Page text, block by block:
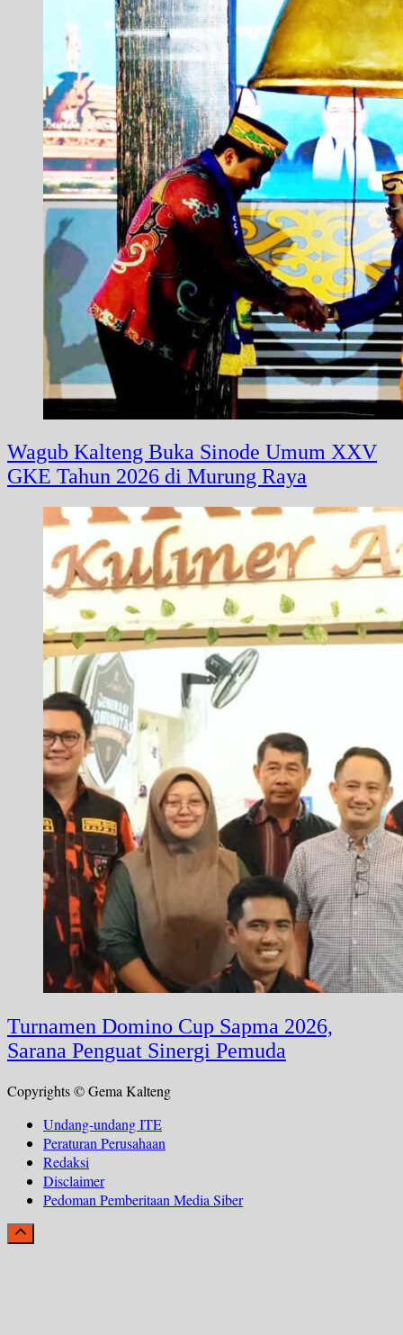
Wagub Kalteng Buka Sinode Umum XXV
GKE Tahun 2026 di Murung Raya
Turnamen Domino Cup Sapma 2026,
Sarana Penguat Sinergi Pemuda
Copyrights © Gema Kalteng
Undang-undang ITE
Peraturan Perusahaan
Redaksi
Disclaimer
Pedoman Pemberitaan Media Siber